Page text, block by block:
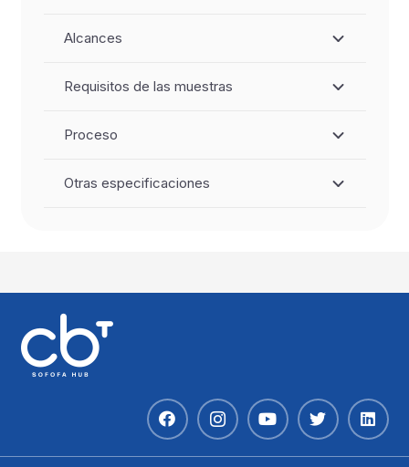
Alcances
Requisitos de las muestras
Proceso
Otras especificaciones